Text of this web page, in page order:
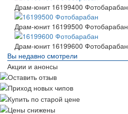
Драм-юнит 16199400 Фотобарабан
Драм-юнит 16199500 Фотобарабан
Драм-юнит 16199600 Фотобарабан
Вы недавно смотрели
Акции и анонсы